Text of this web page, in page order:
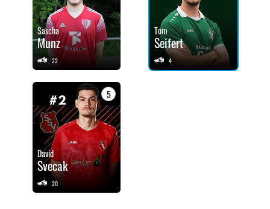
Sascha
Munz
22
Tom
Seifert
4
5
David
Svecak
20